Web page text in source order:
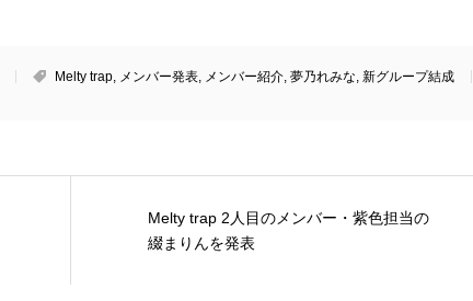
Melty trap, メンバー発表, メンバー紹介, 夢乃れみな, 新グループ結成
Melty trap 2人目のメンバー・紫色担当の
綴まりんを発表